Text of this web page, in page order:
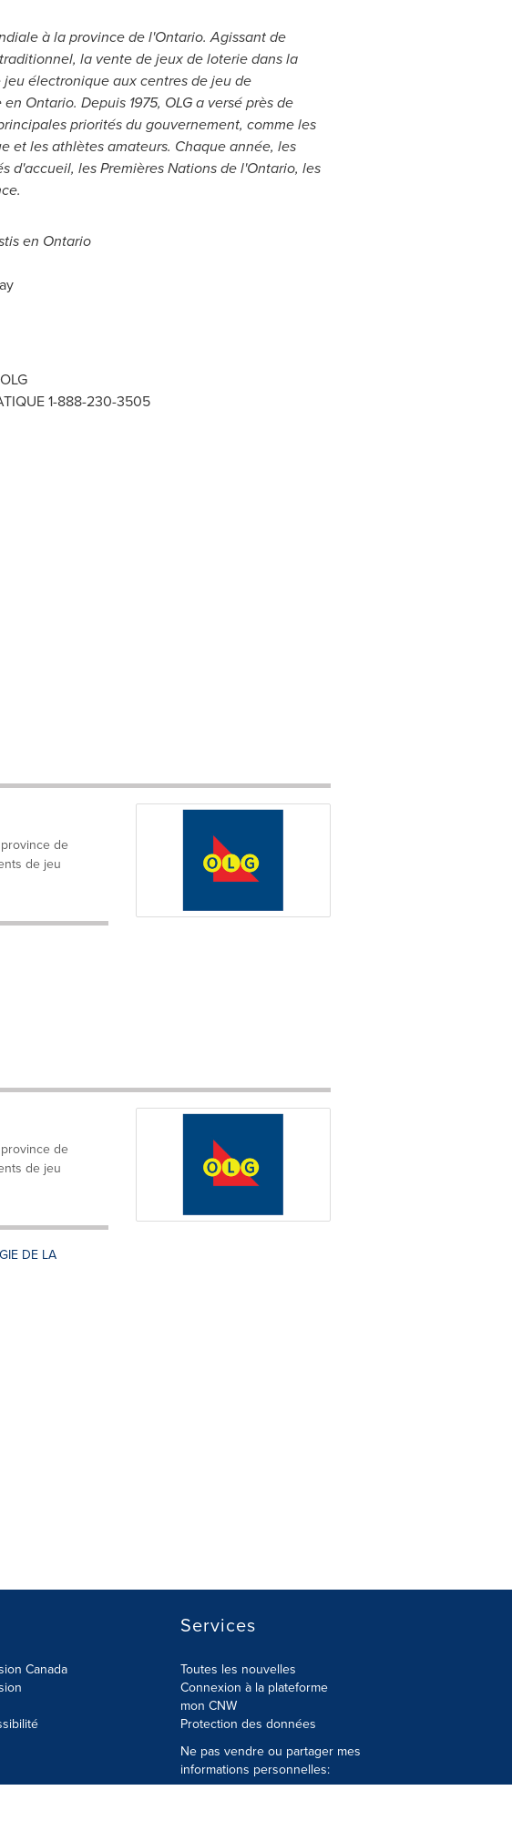
à la province de l'Ontario. Agissant de
la vente de jeux de loterie dans la
électronique aux centres de jeu de
en Ontario. Depuis 1975, OLG a versé près de
priorités du gouvernement, comme les
et les athlètes amateurs. Chaque année, les
d'accueil, les Premières Nations de l'Ontario, les
en Ontario
1-888-230-3505
de
de jeu
de
de jeu
DE LA
Canada
Services
Toutes les nouvelles
Connexion à la plateforme
mon CNW
Protection des données
Ne pas vendre ou partager mes
informations personnelles: